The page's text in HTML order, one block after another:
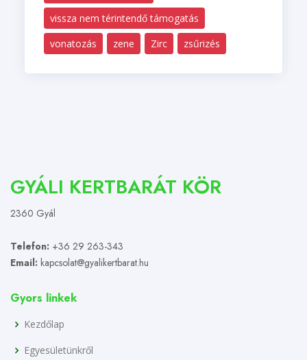
vissza nem térintendő támogatás
vonatozás
zene Zirc zsűrizés
GYÁLI KERTBARÁT KÖR
2360 Gyál
Telefon: +36 29 263-343
Email: kapcsolat@gyalikertbarat.hu
Gyors linkek
Kezdőlap
Egyesületünkről